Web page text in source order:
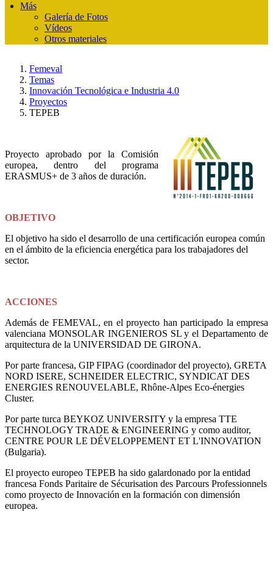
Más
Galería de Fotos
Vídeos
Otros materiales
Femeval
Temas
Innovación Tecnológica e Industria 4.0
Proyectos
TEPEB
Proyecto aprobado por la Comisión
europea, dentro del programa
ERASMUS+ de 3 años de duración.
OBJETIVO
El objetivo ha sido el desarrollo de una certificación europea común
en el ámbito de la eficiencia energética para los trabajadores del
sector.
ACCIONES
Además de FEMEVAL, en el proyecto han participado la empresa
valenciana MONSOLAR INGENIEROS SL y el Departamento de
arquitectura de la UNIVERSIDAD DE GIRONA.
Por parte francesa, GIP FIPAG (coordinador del proyecto), GRETA
NORD ISERE, SCHNEIDER ELECTRIC, SYNDICAT DES
ENERGIES RENOUVELABLE, Rhône-Alpes Eco-énergies
Cluster.
Por parte turca BEYKOZ UNIVERSITY y la empresa TTE
TECHNOLOGY TRADE & ENGINEERING y como auditor,
CENTRE POUR LE DÉVELOPPEMENT ET L'INNOVATION
(Bulgaria).
El proyecto europeo TEPEB ha sido galardonado por la entidad
francesa Fonds Paritaire de Sécurisation des Parcours Professionnels
como proyecto de Innovación en la formación con dimensión
europea.